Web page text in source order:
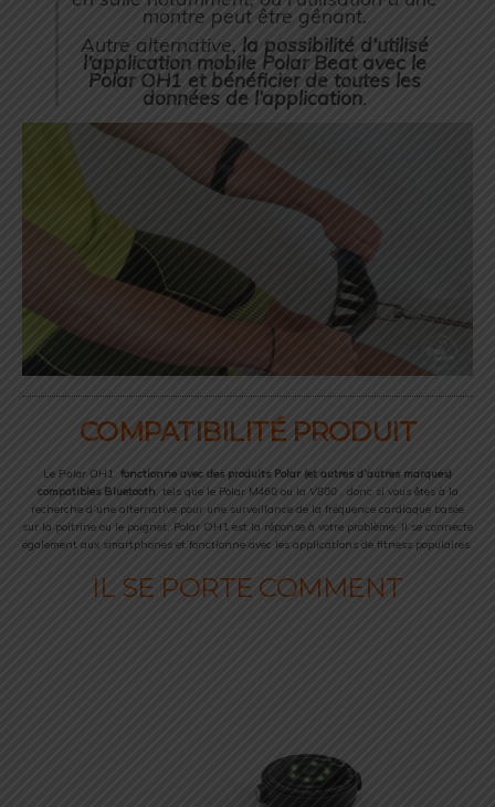
montre peut être gênant.
Autre alternative, la possibilité d’utilisé
l’application mobile Polar Beatavec le
Polar OH1 et bénéficier de toutes les
données de l’application.
COMPATIBILITÉ PRODUIT
Le Polar OH1 fonctionne avec des produits Polar (et autres d’autres marques)
compatibles Bluetooth, tels que le Polar M460ou la V800, donc si vous êtes à la
recherche d’une alternative pour une surveillance de la fréquence cardiaque basée
sur la poitrine ou le poignet, Polar OH1 est la réponse à votre problème. Il se connecte
également aux smartphones et fonctionne avec les applications de fitness populaires.
IL SE PORTE COMMENT